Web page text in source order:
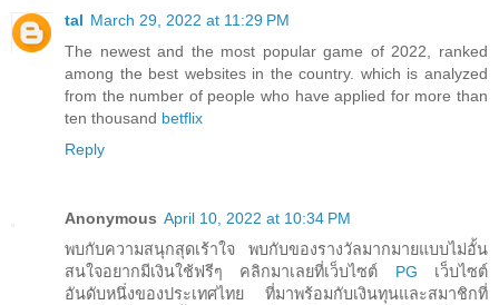
tal March 29, 2022 at 11:29 PM
The newest and the most popular game of 2022, ranked
among the best websites in the country. which is analyzed
from the number of people who have applied for more than
ten thousand betflix
Reply
Anonymous April 10, 2022 at 10:34 PM
พบกับความสนุกสุดเร้าใจ พบกับของรางวัลมากมายแบบไม่อั้น
สนใจอยากมีเงินใช้ฟรีๆ คลิกมาเลยที่เว็บไซต์ PG เว็บไซต์
อันดับหนึ่งของประเทศไทย ที่มาพร้อมกับเงินทุนและสมาชิกที่